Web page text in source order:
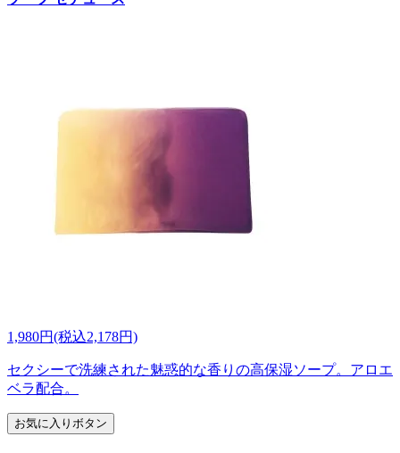
1,980円(税込2,178円)
セクシーで洗練された魅惑的な香りの高保湿ソープ。アロエ
ベラ配合。
お気に入りボタン